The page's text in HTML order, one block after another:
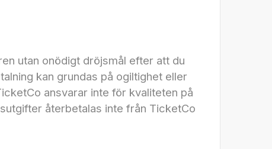
utan onödigt dröjsmål efter att du
kan grundas på ogiltighet eller
ansvarar inte för kvaliteten på
återbetalas inte från TicketCo